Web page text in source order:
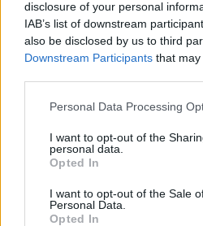
disclosure of your personal
IAB’s list of downstream
also be disclosed by us to third
Downstream Participants that
Personal Data Processing
I want to opt-out of the
personal data.
Opted In
I want to opt-out of the Sale
Personal Data.
Opted In
Marcos Leonardo laat
Ajax: 'Hier gaan fans van
Ajax groeit onder Míchel,
blijft cruciaal
Ajax-talent Mohamed
geschiedenis